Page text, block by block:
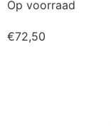
Op voorraad
€72,50